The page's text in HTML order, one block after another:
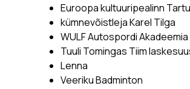
Euroopa kultuuripealinn
kümnevõistleja Karel Tilga
WULF Autospordi Akadeemia
Tuuli Tomingas Tiim
Lenna
Veeriku Badminton